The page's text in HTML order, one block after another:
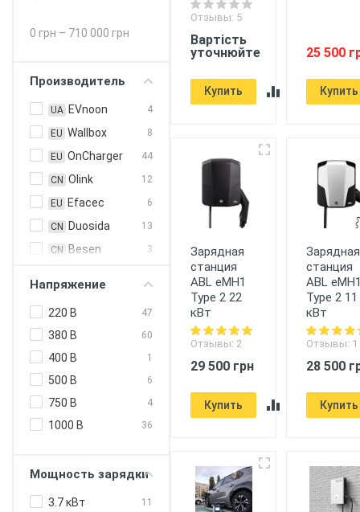
0 грн – 710 000 грн
Производитель
UA EVnoon 4
EU Wallbox 8
EU OnCharger 44
CN Olink 12
EU Efacec 6
CN Duosida 13
CN Besen 3
CN HiSmart 2
CN Zencar 24
ABB
ABL
EU Etrel 4
EU Hager 1
Напряжение
220 В 47
380 В 60
400 В 1
500 В 6
750 В 4
1000 В 36
Мощность зарядки
3.7 кВт 11
Отзывы: 5
Вартість
уточнюйте
Купить
25 500
Купить
Зарядная
станция
ABL eMH1
Type 2 22
кВт
Отзывы: 2
29 500 грн
Купить
Зарядная
станция
ABL
Type 2 11
кВт
Отзывы: 1
28 500
Купить